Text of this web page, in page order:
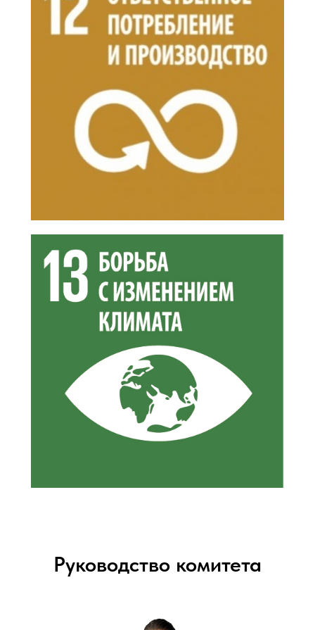
Руководство комитета